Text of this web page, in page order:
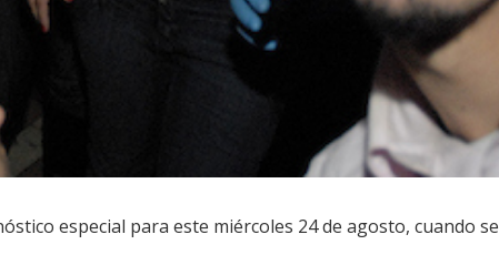
especial para este miércoles 24 de agosto, cuando se